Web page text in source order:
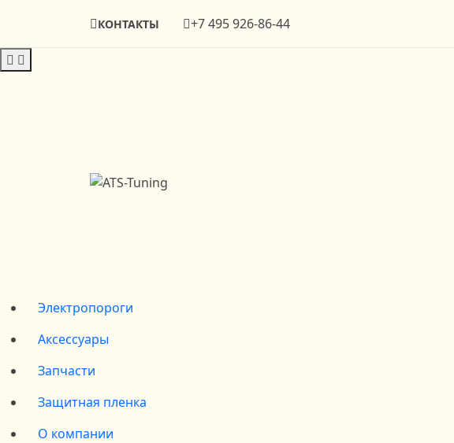
КОНТАКТЫ +7 495 926-86-44
Электропороги
Аксессуары
Запчасти
Защитная пленка
О компании